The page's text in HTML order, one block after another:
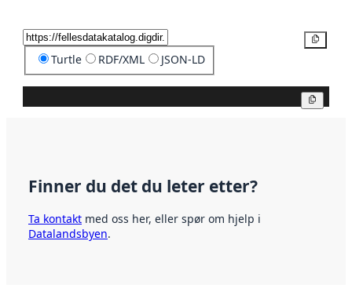
Turtle RDF/XML JSON-LD
Finner du det du leter etter?
Ta kontakt med oss her, eller spør om hjelp i
Datalandsbyen.